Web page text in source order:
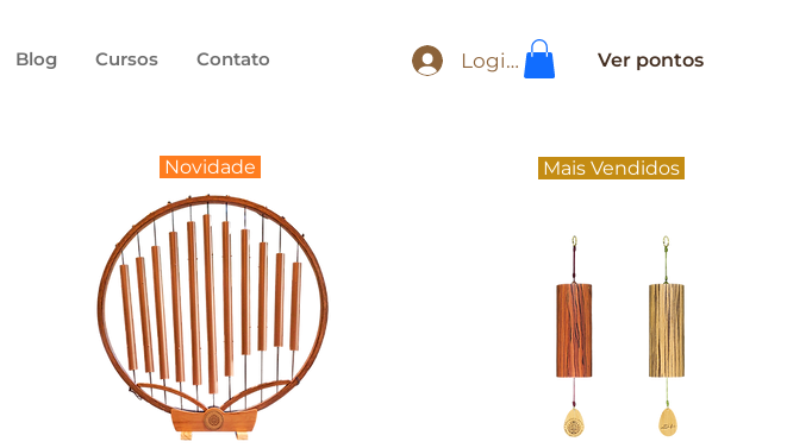
Blog Cursos Contato Login Ver pontos
Novidade Mais Vendidos